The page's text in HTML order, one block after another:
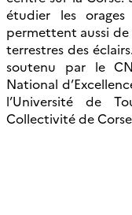
étudier les
permettent aussi
terrestres des
soutenu par le
National
l’Université de
Collectivité de